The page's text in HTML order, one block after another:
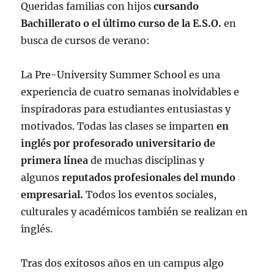
Queridas familias con hijoscursando
Bachillerato o el último curso de la E.S.O. en
busca de cursos de verano:
La Pre-University Summer School es una
experiencia de cuatro semanas inolvidables e
inspiradoras para estudiantes entusiastas y
motivados. Todas las clases se impartenen
inglés por profesorado universitario de
primera línea de muchas disciplinas y
algunosreputados profesionales del mundo
empresarial. Todos los eventos sociales,
culturales y académicos también se realizan en
inglés.
Tras dos exitosos años en un campus algo